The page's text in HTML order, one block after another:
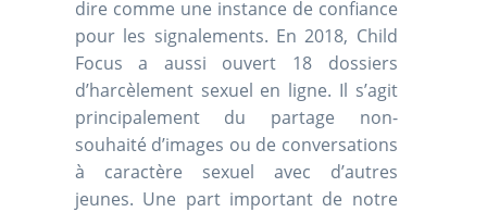
dire comme une instance de confiance
pour les signalements. En 2018, Child
Focus a aussi ouvert 18 dossiers
d’harcèlement sexuel en ligne. Il s’agit
principalement du partage non-
souhaité d’images ou de conversations
à caractère sexuel avec d’autres
jeunes. Une part important de notre